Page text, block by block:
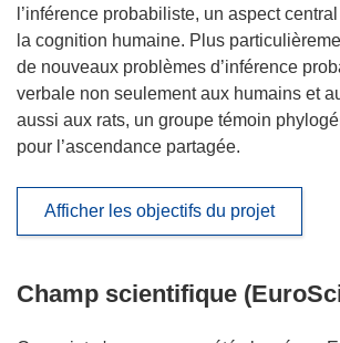
l’inférence probabiliste, un aspect
la cognition humaine. Plus
de nouveaux problèmes d’inférence
verbale non seulement aux humains et
aussi aux rats, un groupe témoin
pour l’ascendance partagée.
Afficher les objectifs du projet
Champ scientifique